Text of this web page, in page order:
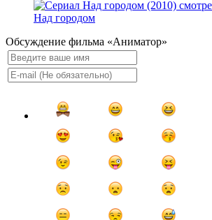
Над городом
Обсуждение фильма «Аниматор»